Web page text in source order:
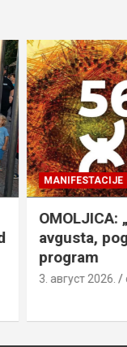
MANIFESTACIJE
OMOLJICA:
avgusta,
program
3. август 2026.